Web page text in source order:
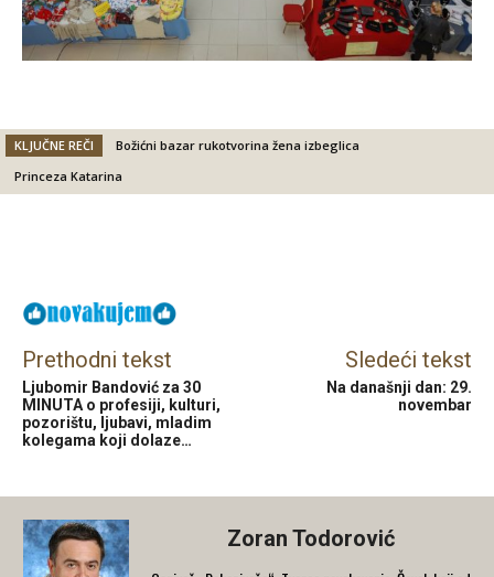
KLJUČNE REČI
Božićni bazar rukotvorina žena izbeglica
Princeza Katarina
Prethodni tekst
Ljubomir Bandović za 30
MINUTA o profesiji, kulturi,
pozorištu, ljubavi, mladim
kolegama koji dolaze…
Sledeći tekst
Na današnji dan: 29.
novembar
Zoran Todorović